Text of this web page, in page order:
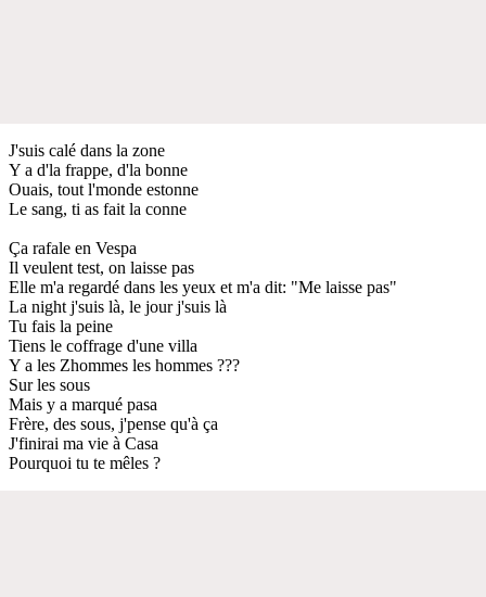
J'suis calé dans la zone
Y a d'la frappe, d'la bonne
Ouais, tout l'monde estonne
Le sang, ti as fait la conne
Ça rafale en Vespa
Il veulent test, on laisse pas
Elle m'a regardé dans les yeux et m'a dit: "Me laisse pas"
La night j'suis là, le jour j'suis là
Tu fais la peine
Tiens le coffrage d'une villa
Y a les Zhommes les hommes ???
Sur les sous
Mais y a marqué pasa
Frère, des sous, j'pense qu'à ça
J'finirai ma vie à Casa
Pourquoi tu te mêles ?